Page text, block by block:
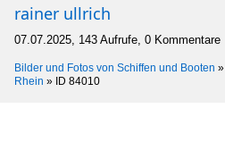
rainer ullrich
07.07.2025, 143 Aufrufe, 0 Kommentare
Bilder und Fotos von Schiffen und Booten »
Rhein » ID 84010